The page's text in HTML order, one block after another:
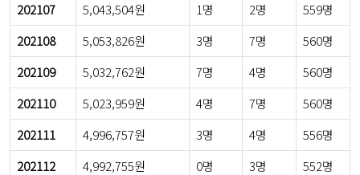
202107
5,043,504원 1명 2명
559명
202108
5,053,826원 3명 7명
560명
202109
5,032,762원 7명 4명
560명
202110
5,023,959원 4명 7명
560명
202111
4,996,757원 3명 4명
556명
202112
4,992,755원 0명 3명
552명